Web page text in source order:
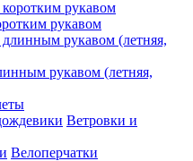
рукавом
рукавом (летняя,
Ветровки и
Велоперчатки